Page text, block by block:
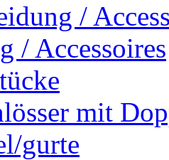
/
/ Accessoires
mit
gurte